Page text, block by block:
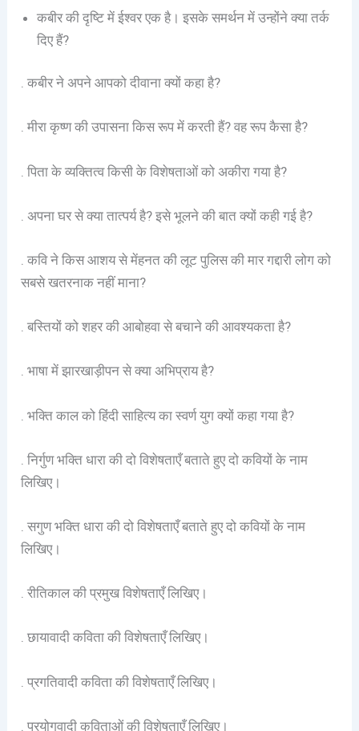
कबीर की दृष्टि में ईश्वर एक है। इसके समर्थन में उन्होंने क्या तर्क
दिए हैं?
. कबीर ने अपने आपको दीवाना क्यों कहा है?
. मीरा कृष्ण की उपासना किस रूप में करती हैं? वह रूप कैसा है?
. पिता के व्यक्तित्व किसी के विशेषताओं को अकीरा गया है?
. अपना घर से क्या तात्पर्य है? इसे भूलने की बात क्यों कही गई है?
. कवि ने किस आशय से मेंहनत की लूट पुलिस की मार गद्दारी लोग को
सबसे खतरनाक नहीं माना?
. बस्तियों को शहर की आबोहवा से बचाने की आवश्यकता है?
. भाषा में झारखाड़ीपन से क्या अभिप्राय है?
. भक्ति काल को हिंदी साहित्य का स्वर्ण युग क्यों कहा गया है?
. निर्गुण भक्ति धारा की दो विशेषताएँ बताते हुए दो कवियों के नाम
लिखिए।
. सगुण भक्ति धारा की दो विशेषताएँ बताते हुए दो कवियों के नाम
लिखिए।
. रीतिकाल की प्रमुख विशेषताएँ लिखिए।
. छायावादी कविता की विशेषताएँ लिखिए।
. प्रगतिवादी कविता की विशेषताएँ लिखिए।
. प्रयोगवादी कविताओं की विशेषताएँ लिखिए।